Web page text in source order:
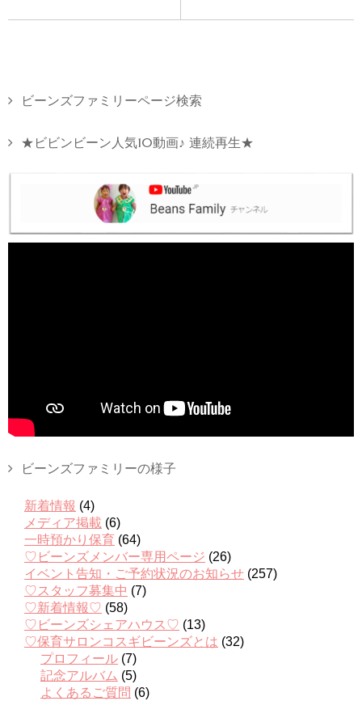
ビーンズファミリーページ検索
★ビビンビーン人気10動画♪ 連続再生★
ビーンズファミリーの様子
新着情報 (4)
メディア掲載 (6)
一時預かり保育 (64)
♡ビーンズメンバー専用ページ (26)
イベント告知・ご予約状況のお知らせ (257)
♡スタッフ募集中 (7)
♡新着情報♡ (58)
♡ビーンズシェアハウス♡ (13)
♡保育サロンコスギビーンズとは (32)
プロフィール (7)
記念アルバム (5)
よくあるご質問 (6)